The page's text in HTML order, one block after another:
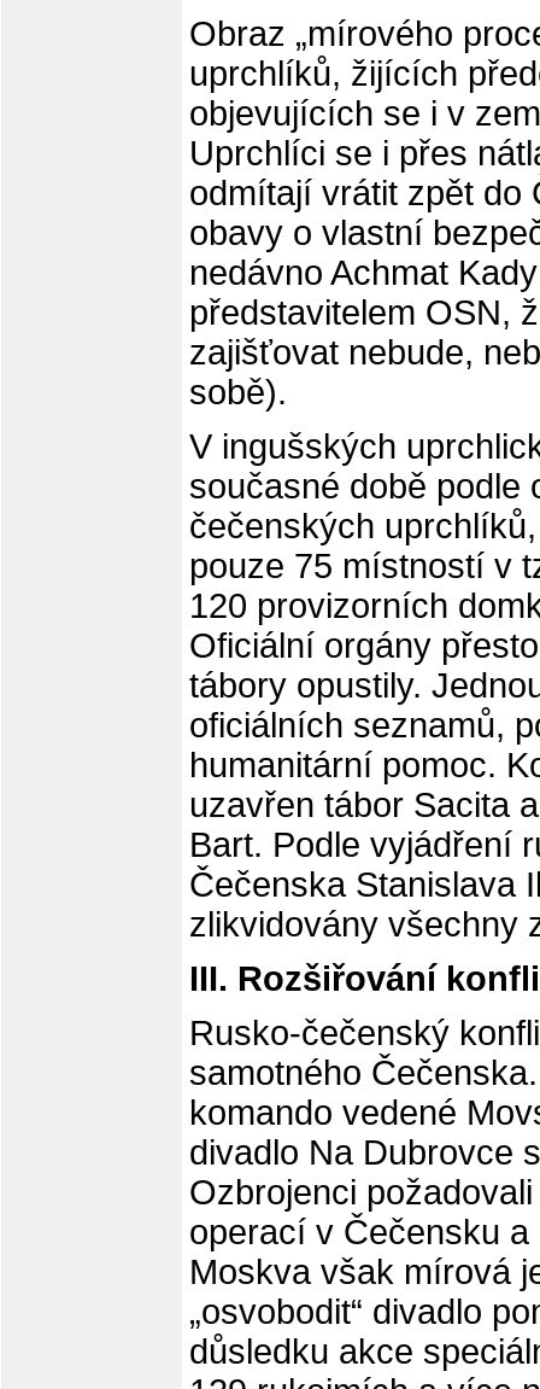
Obraz „mírového
uprchlíků, žijících
objevujících se i v
Uprchlíci se i přes
odmítají vrátit zpět do
obavy o vlastní
nedávno Achmat
představitelem OSN,
zajišťovat nebude,
sobě).
V ingušských
současné době podle
čečenských
pouze 75 místností v
120 provizorních
Oficiální orgány
tábory opustily.
oficiálních seznamů,
humanitární pomoc.
uzavřen tábor Sacita
Bart. Podle vyjádření
Čečenska Stanislava
zlikvidovány všechny
III. Rozšiřování
Rusko-čečenský
samotného
komando vedené
divadlo Na Dubrovce
Ozbrojenci
operací v Čečensku
Moskva však mírová
„osvobodit“ divadlo
důsledku akce